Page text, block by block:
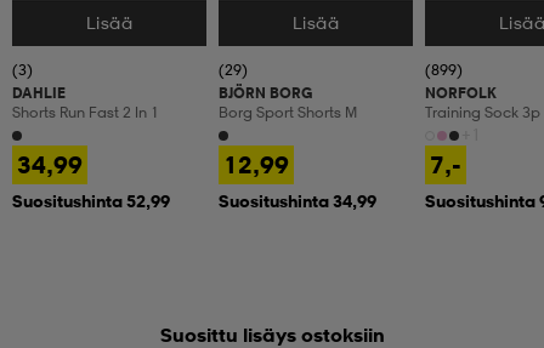
Valitse Koko
Lisää
(3)
DAHLIE
Shorts Run Fast 2 In 1
34,99
Suositushinta 52,99
Valitse Koko
Lisää
(29)
BJÖRN BORG
Borg Sport Shorts M
12,99
Suositushinta 34,99
Valitse Koko
(899)
NORFOLK
Training Sock 3p
7,-
Suositushinta
Suosittu lisäys ostoksiin